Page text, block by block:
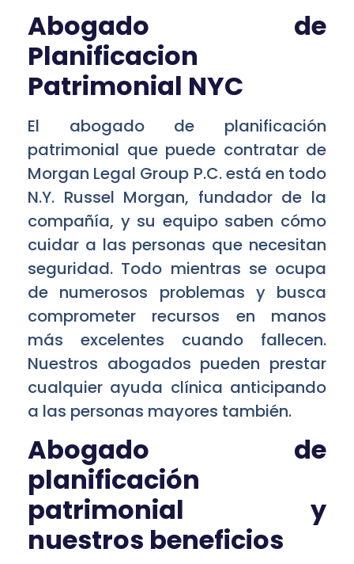
Abogado de
Planificacion
Patrimonial NYC
El abogado de planificación
patrimonial que puede contratar de
Morgan Legal Group P.C. está en todo
N.Y. Russel Morgan, fundador de la
compañía, y su equipo saben cómo
cuidar a las personas que necesitan
seguridad. Todo mientras se ocupa
de numerosos problemas y busca
comprometer recursos en manos
más excelentes cuando fallecen.
Nuestros abogados pueden prestar
cualquier ayuda clínica anticipando
a las personas mayores también.
Abogado de
planificación
patrimonial y
nuestros beneficios